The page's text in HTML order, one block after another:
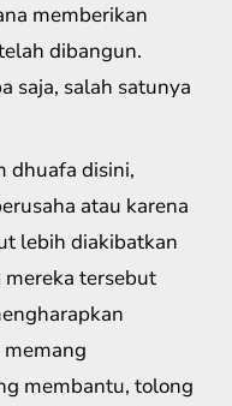
memberikan
dibangun.
saja, salah satunya
dhuafa disini,
atau karena
lebih diakibatkan
tersebut
membantu, tolong